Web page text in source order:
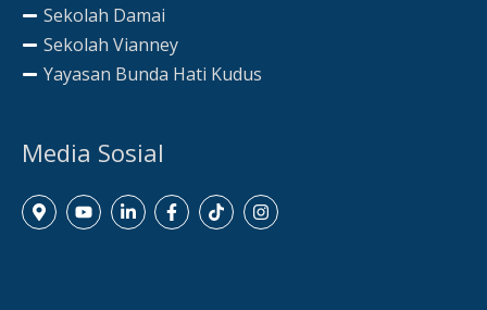
Sekolah Damai
Sekolah Vianney
Yayasan Bunda Hati Kudus
Media Sosial